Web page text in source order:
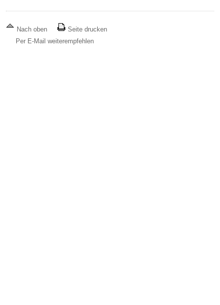
Nach oben
Seite drucken
Per E-Mail weiterempfehlen